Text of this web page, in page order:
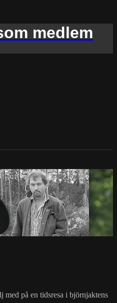
medlem
på en tidsresa i björnjaktens